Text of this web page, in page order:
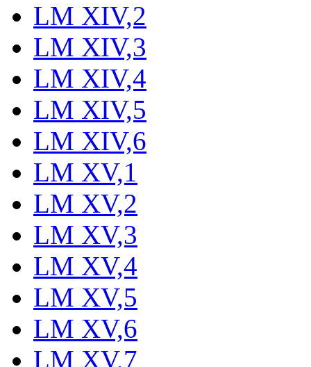
LM XIV,2
LM XIV,3
LM XIV,4
LM XIV,5
LM XIV,6
LM XV,1
LM XV,2
LM XV,3
LM XV,4
LM XV,5
LM XV,6
LM XV,7